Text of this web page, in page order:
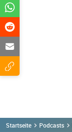
Startseite Podcasts